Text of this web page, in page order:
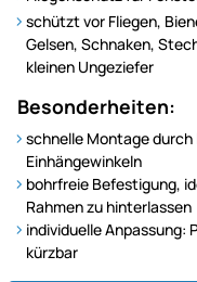
schützt vor Fliegen,
Gelsen, Schnaken,
kleinen Ungeziefer
Besonderheiten:
schnelle Montage
Einhängewinkeln
bohrfreie Befestigung,
Rahmen zu hinterlassen
individuelle Anpassung:
kürzbar